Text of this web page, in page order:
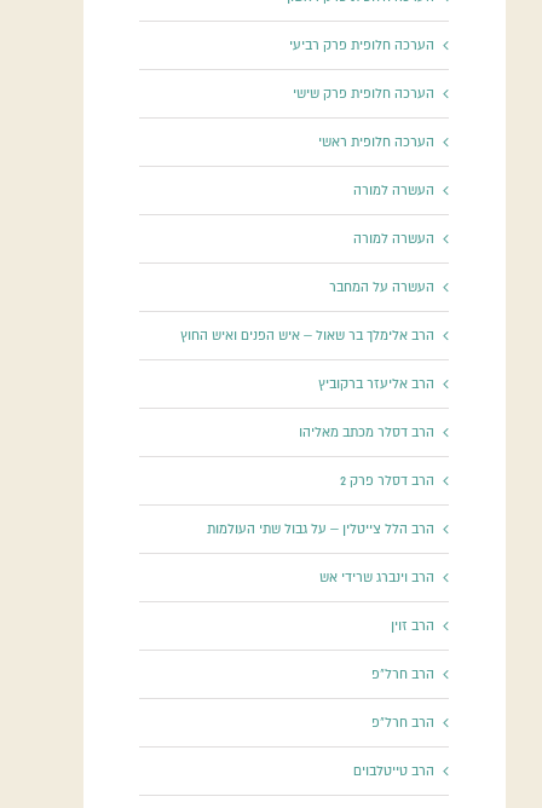
הערכה חלופית פרק רביעי
הערכה חלופית פרק שישי
הערכה חלופית ראשי
העשרה למורה
העשרה למורה
העשרה על המחבר
הרב אלימלך בר שאול – איש הפנים ואיש החוץ
הרב אליעזר ברקוביץ
הרב דסלר מכתב מאליהו
הרב דסלר פרק 2
הרב הלל צייטלין – על גבול שתי העולמות
הרב וינברג שרידי אש
הרב זוין
הרב חרל"פ
הרב חרל"פ
הרב טייטלבוים